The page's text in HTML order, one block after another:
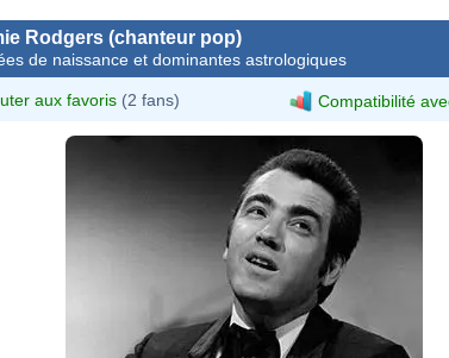
Rodgers (chanteur pop)
de naissance et dominantes astrologiques
aux favoris (2 fans) Compatibilité